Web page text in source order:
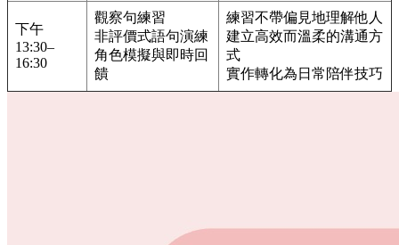
下午
13:30–
16:30
觀察句練習
非評價式語句演練
角色模擬與即時回
饋
練習不帶偏見地理解他人
建立高效而溫柔的溝通方
式
實作轉化為日常陪伴技巧